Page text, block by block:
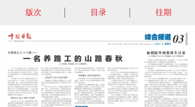
版次 目录 往期